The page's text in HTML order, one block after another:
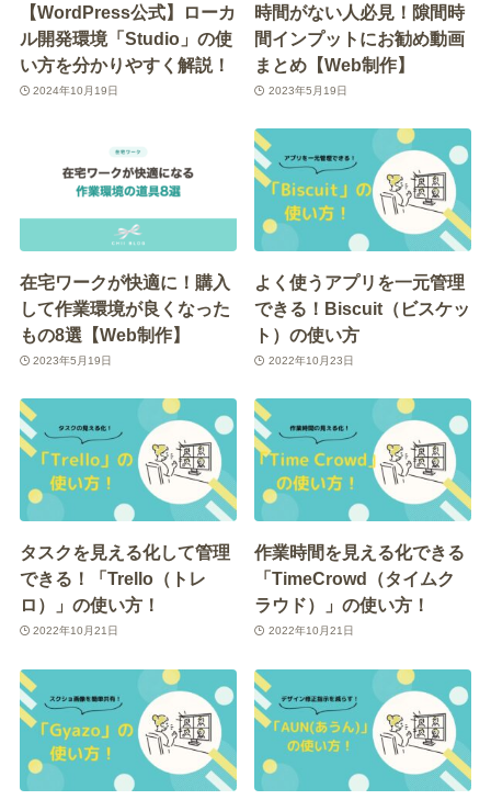
【WordPress公式】ローカ
ル開発環境「Studio」の使
い方を分かりやすく解説！
2024年10月19日
時間がない人必見！隙間時
間インプットにお勧め動画
まとめ【Web制作】
2023年5月19日
在宅ワークが快適に！購入
して作業環境が良くなった
もの8選【Web制作】
2023年5月19日
よく使うアプリを一元管理
できる！Biscuit（ビスケッ
ト）の使い方
2022年10月23日
タスクを見える化して管理
できる！「Trello（トレ
ロ）」の使い方！
2022年10月21日
作業時間を見える化できる
「TimeCrowd（タイムク
ラウド）」の使い方！
2022年10月21日